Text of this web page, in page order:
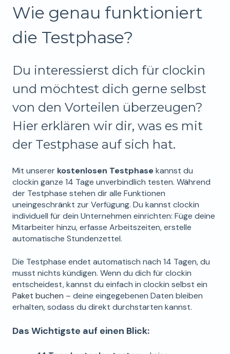
Wie genau funktioniert
die Testphase?
Du interessierst dich für clockin
und möchtest dich gerne selbst
von den Vorteilen überzeugen?
Hier erklären wir dir, was es mit
der Testphase auf sich hat.
Mit unserer kostenlosen Testphasekannst du
clockin ganze 14 Tage unverbindlich testen. Während
der Testphase stehen dir alle Funktionen
uneingeschränkt zur Verfügung. Du kannst clockin
individuell für dein Unternehmen einrichten: Füge deine
Mitarbeiter hinzu, erfasse Arbeitszeiten, erstelle
automatische Stundenzettel.
Die Testphase endet automatisch nach 14 Tagen, du
musst nichts kündigen. Wenn du dich für clockin
entscheidest, kannst du einfach in clockin selbst ein
Paket buchen – deine eingegebenen Daten bleiben
erhalten, sodass du direkt durchstarten kannst.
Das Wichtigste auf einen Blick: